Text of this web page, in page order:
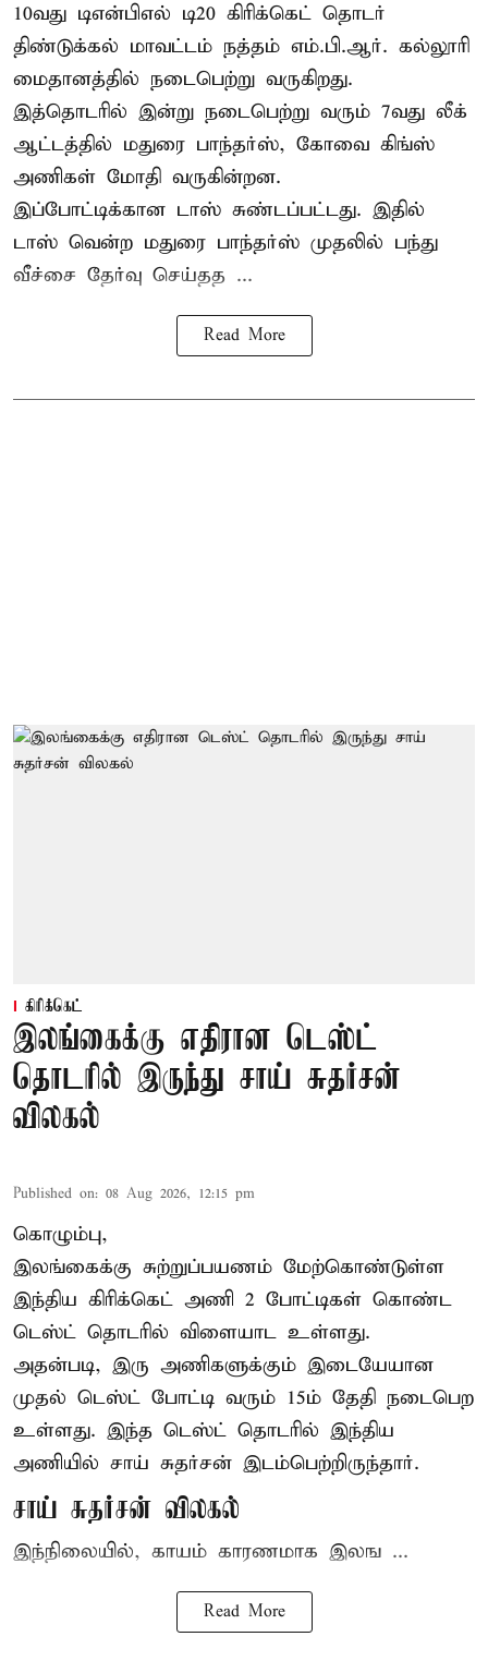
10வது டிஎன்பிஎல் டி20 கிரிக்கெட் தொடர்
திண்டுக்கல் மாவட்டம் நத்தம் எம்.பி.ஆர். கல்லூரி
மைதானத்தில் நடைபெற்று வருகிறது.
இத்தொடரில் இன்று நடைபெற்று வரும் 7வது லீக்
ஆட்டத்தில் மதுரை பாந்தர்ஸ், கோவை கிங்ஸ்
அணிகள் மோதி வருகின்றன.
இப்போட்டிக்கான டாஸ் சுண்டப்பட்டது. இதில்
டாஸ் வென்ற மதுரை பாந்தர்ஸ் முதலில் பந்து
வீச்சை தேர்வு செய்தத ...
Read More
கிரிக்கெட்
இலங்கைக்கு எதிரான டெஸ்ட்
தொடரில் இருந்து சாய் சுதர்சன்
விலகல்
Published on: 08 Aug 2026, 12:15 pm
கொழும்பு,
இலங்கைக்கு சுற்றுப்பயணம் மேற்கொண்டுள்ள
இந்திய கிரிக்கெட் அணி 2 போட்டிகள் கொண்ட
டெஸ்ட் தொடரில் விளையாட உள்ளது.
அதன்படி, இரு அணிகளுக்கும் இடையேயான
முதல் டெஸ்ட் போட்டி வரும் 15ம் தேதி நடைபெற
உள்ளது. இந்த டெஸ்ட் தொடரில் இந்திய
அணியில் சாய் சுதர்சன் இடம்பெற்றிருந்தார்.
சாய் சுதர்சன் விலகல்
இந்நிலையில், காயம் காரணமாக இலங ...
Read More